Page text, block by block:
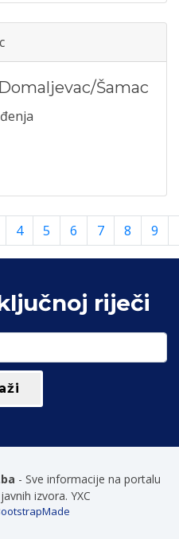
Domaljevac/Šamac
4 5 6 7 8 9
riječi
- Sve informacije na portalu
izvora. YXC